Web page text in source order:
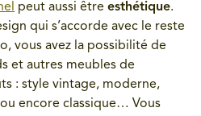
peut aussi être esthétique.
qui s’accorde avec le reste
vous avez la possibilité de
et autres meubles de
: style vintage, moderne,
encore classique… Vous